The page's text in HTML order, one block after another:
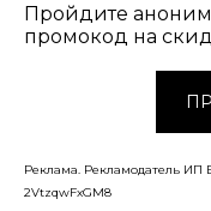
сократить
50% летом и
время зимнего
Пройдите
промокод на
Реклама. Рекламодатель ИП
2VtzqwFxGM8